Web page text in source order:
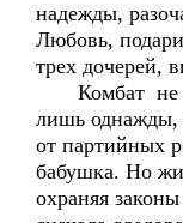
надежды,
Любовь,
трех дочерей,
Комбат не
лишь однажды,
от партийных
бабушка. Но
охраняя